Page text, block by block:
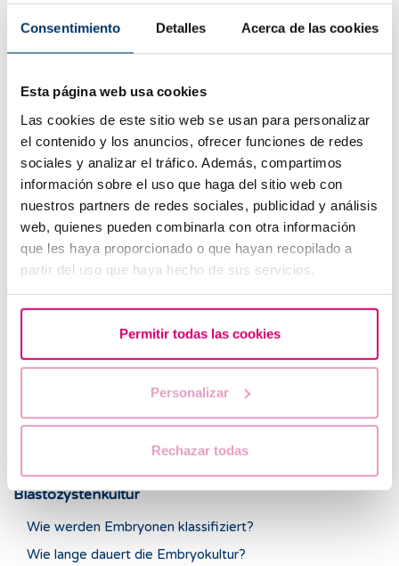
Consentimiento Detalles Acerca de las cookies
Esta página web usa cookies
Las cookies de este sitio web se usan para personalizar
el contenido y los anuncios, ofrecer funciones de redes
sociales y analizar el tráfico. Además, compartimos
información sobre el uso que haga del sitio web con
nuestros partners de redes sociales, publicidad y análisis
web, quienes pueden combinarla con otra información
que les haya proporcionado o que hayan recopilado a
partir del uso que haya hecho de sus servicios.
Permitir todas las cookies
Personalizar
Rechazar todas
5. Erhaltung der Fruchtbarkeit
Wie lange können die Eizellen eingefroren bleiben?
Kann die Vitrifikation von Eizellen zu
Schwangerschaftsproblemen führen?
6. Embryonenspende
Unterscheidet sich die Embryoadoption von der
Embryonenspende?
Was sind die Auswahlkriterien für eine Embryonenspende?
Woher weißt man, ob die Embryonen von guter Qualität
sind?
Kann bei einer Embryonenspende mehr als ein Embryo
übertragen werden?
Was wird mit den Embryonen gemacht, die bei einer
Blastozystenkultur
Wie werden Embryonen klassifiziert?
Wie lange dauert die Embryokultur?